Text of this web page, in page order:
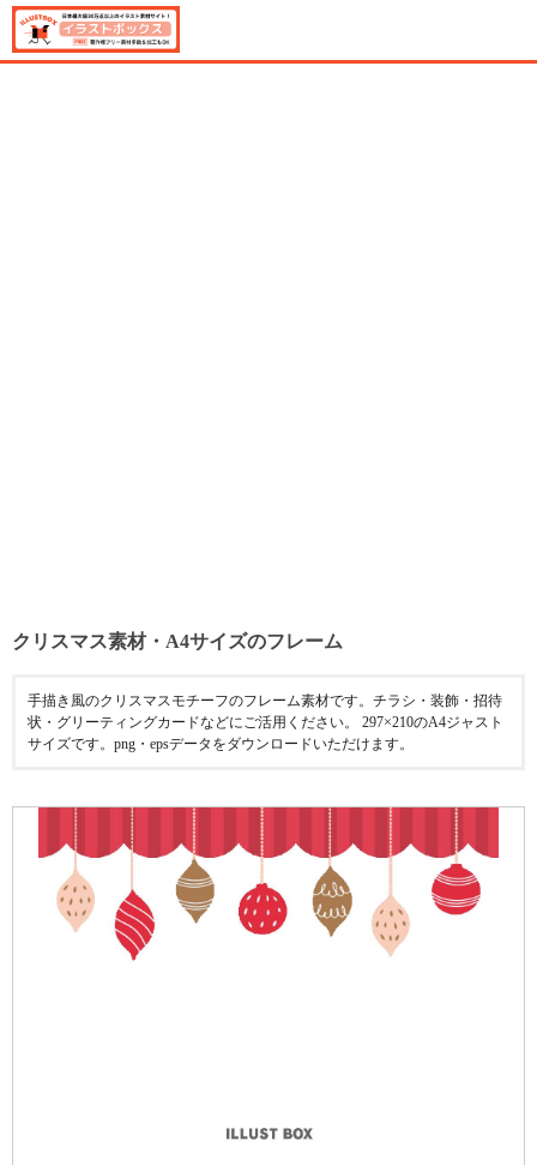
クリスマス素材・A4サイズのフレーム
手描き風のクリスマスモチーフのフレーム素材です。チラシ・装飾・招待
状・グリーティングカードなどにご活用ください。 297×210のA4ジャスト
サイズです。png・epsデータをダウンロードいただけます。